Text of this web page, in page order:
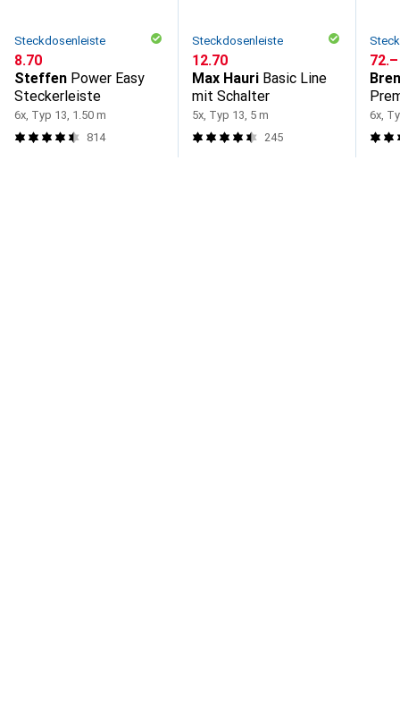
Steckdosenleiste
CHF
8.70
Steffen Power Easy
Steckerleiste
6x, Typ 13, 1.50 m
814
Steckdosenleiste
CHF
12.70
Max Hauri Basic Line
mit Schalter
5x, Typ 13, 5 m
245
CHF
72.–
6x,